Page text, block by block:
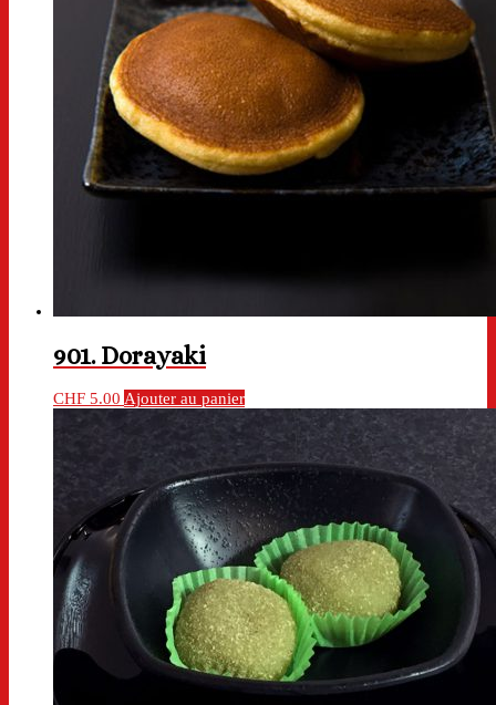
901. Dorayaki
CHF 5.00 Ajouter au panier